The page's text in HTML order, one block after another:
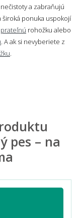
a zabraňujú
ponuka uspokojí
prateľnú rohožku alebo
. A ak si nevyberiete z
pes – na